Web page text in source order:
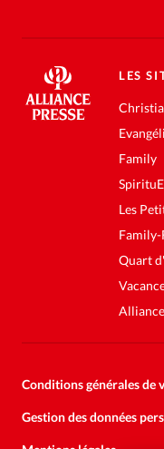
LES
Family
Les
Family-
Quart
Conditions générales de
Gestion des données